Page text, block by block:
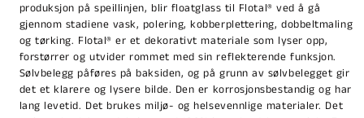
produksjon på speillinjen, blir floatglass til Flotal® ved å gå
gjennom stadiene vask, polering, kobberplettering, dobbeltmaling
og tørking. Flotal® er et dekorativt materiale som lyser opp,
forstørrer og utvider rommet med sin reflekterende funksjon.
Sølvbelegg påføres på baksiden, og på grunn av sølvbelegget gir
det et klarere og lysere bilde. Den er korrosjonsbestandig og har
lang levetid. Det brukes miljø- og helsevennlige materialer. Det